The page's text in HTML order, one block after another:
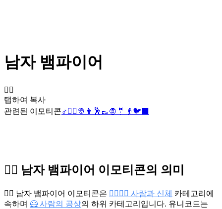
남자 뱀파이어
🧛‍♂️
탭하여 복사
관련된 이모티콘♂️ 🧛‍♀️ 👳 👨 🕺 👞🧛 🤵 👴 🐦‍⬛
🧛‍♂️ 남자 뱀파이어 이모티콘의 의미
🧛‍♂️ 남자 뱀파이어 이모티콘은 👩‍❤️‍💋‍👨 사람과 신체 카테고리에
속하며 🦸 사람의 공상의 하위 카테고리입니다. 유니코드는